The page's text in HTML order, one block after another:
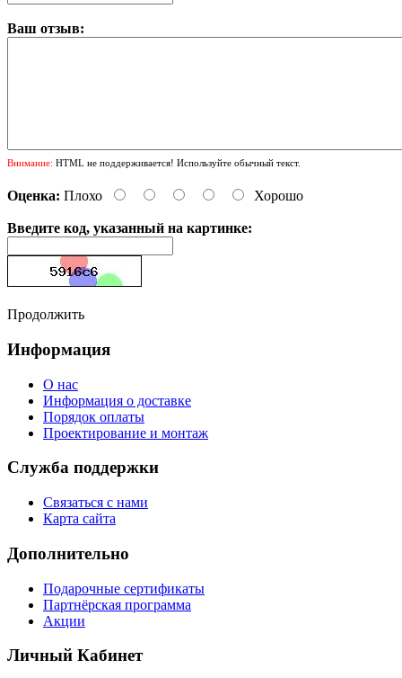
Ваш отзыв:
Внимание: HTML не поддерживается! Используйте обычный текст.
Оценка: Плохо Хорошо
Введите код, указанный на картинке:
Продолжить
Информация
О нас
Информация о доставке
Порядок оплаты
Проектирование и монтаж
Служба поддержки
Связаться с нами
Карта сайта
Дополнительно
Подарочные сертификаты
Партнёрская программа
Акции
Личный Кабинет